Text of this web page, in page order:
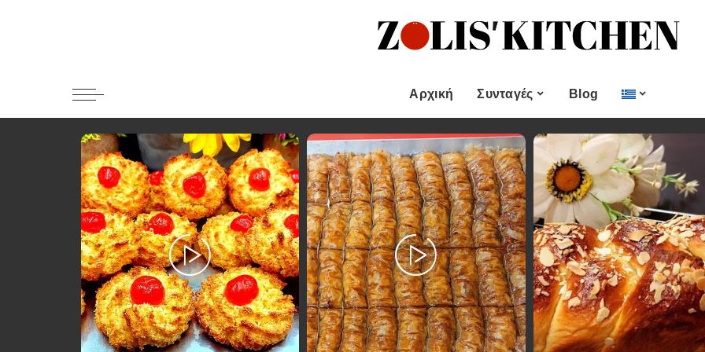
Αρχική Συνταγές
Κατηγορίες
Ορεκτικα & μεζεδες
Ψωμι
Κουλούρια και
Μπισκότα
Γλυκό και Επιδόρπιο
Ποτά και Χυμοί
Ψάρι και Θαλασσινά
Σάλτσες και Αλοιφές
Εποχιακές Συνταγές
Χριστουγεννιάτικες
Συνταγές
Πασχαλινές Συνταγές
Νηστίσιμες Συνταγές
Συνταγές για Αγίου
Βαλεντίνου
Blog
Γλυκό και Επιδόρπιο
Ποτά και Χυμοί
Ψάρι και Θαλασσινά
Σάλτσες και Αλοιφές
Κυρίως πιάτο
Κρέας
Ζυμαρικά
Πίτες και Ζύμες
Σαλάτες
Σνακ
Εποχιακές Συνταγές
Συνταγές για Αγίου
Βαλεντίνου